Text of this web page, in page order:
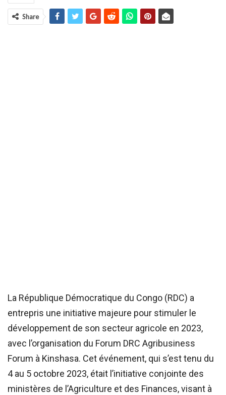
Share
La République Démocratique du Congo (RDC) a
entrepris une initiative majeure pour stimuler le
développement de son secteur agricole en 2023,
avec l’organisation du Forum DRC Agribusiness
Forum à Kinshasa. Cet événement, qui s’est tenu du
4 au 5 octobre 2023, était l’initiative conjointe des
ministères de l’Agriculture et des Finances, visant à